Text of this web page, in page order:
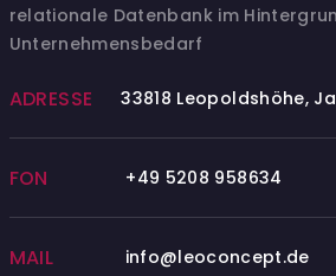
relationale Datenbank im
Unternehmensbedarf
ADRESSE 33818 Leopoldshöhe,
FON +49 5208 958634
MAIL info@leoconcept.de